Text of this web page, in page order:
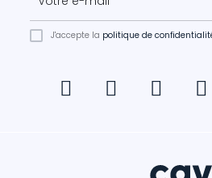
J'accepte la politique de